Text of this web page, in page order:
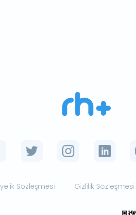
Sözleşmesi Gizlilik Sözleşmesi